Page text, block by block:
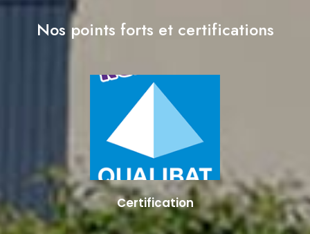
Nos points forts et certifications
Certification